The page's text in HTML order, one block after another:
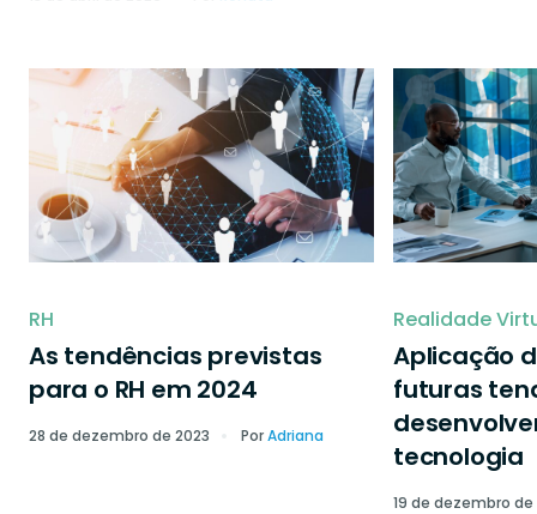
RH
As tendências previstas
para o RH em 2024
28 de dezembro de 2023 PorAdriana
Realidade
Aplicação
futuras
tecnologia
19 de dezembro de